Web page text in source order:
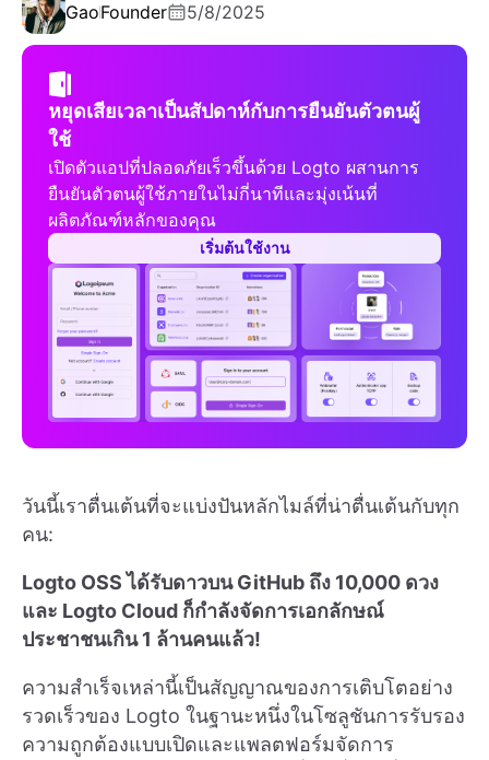
GaoFounder 5/8/2025
หยุดเสียเวลาเป็นสัปดาห์กับการยืนยันตัวตนผู้
ใช้
เปิดตัวแอปที่ปลอดภัยเร็วขึ้นด้วย Logto ผสานการ
ยืนยันตัวตนผู้ใช้ภายในไม่กี่นาทีและมุ่งเน้นที่
ผลิตภัณฑ์หลักของคุณ
เริ่มต้นใช้งาน
วันนี้เราตื่นเต้นที่จะแบ่งปันหลักไมล์ที่น่าตื่นเต้นกับทุก
คน:
Logto OSS ได้รับดาวบน GitHub ถึง 10,000 ดวง
และ Logto Cloud ก็กำลังจัดการเอกลักษณ์
ประชาชนเกิน 1 ล้านคนแล้ว!
ความสำเร็จเหล่านี้เป็นสัญญาณของการเติบโตอย่าง
รวดเร็วของ Logto ในฐานะหนึ่งในโซลูชันการรับรอง
ความถูกต้องแบบเปิดและแพลตฟอร์มจัดการ